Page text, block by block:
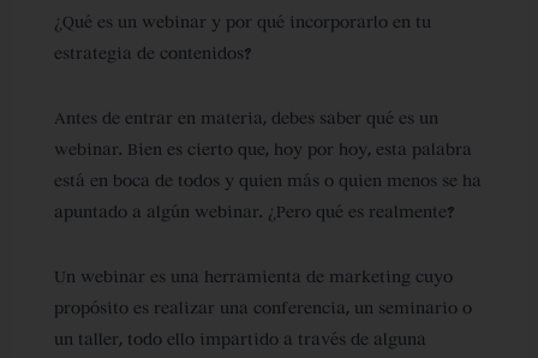
¿Qué es un webinar y por qué incorporarlo en tu
estrategia de contenidos?
Antes de entrar en materia, debes saber qué es un
webinar. Bien es cierto que, hoy por hoy, esta palabra
está en boca de todos y quien más o quien menos se ha
apuntado a algún webinar. ¿Pero qué es realmente?
Un webinar es una herramienta de marketing cuyo
propósito es realizar una conferencia, un seminario o
un taller, todo ello impartido a través de alguna